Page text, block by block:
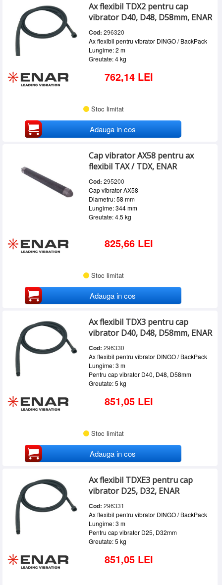
Ax flexibil TDX2 pentru cap
vibrator D40, D48, D58mm, ENAR
Cod: 296320
Ax flexibil pentru vibrator DINGO / BackPack
Lungime: 2 m
Greutate: 4 kg
762,14 LEI
Stoc limitat
Adauga in cos
Cap vibrator AX58 pentru ax
flexibil TAX / TDX, ENAR
Cod: 295200
Cap vibrator AX58
Diametru: 58 mm
Lungime: 344 mm
Greutate: 4.5 kg
825,66 LEI
Stoc limitat
Adauga in cos
Ax flexibil TDX3 pentru cap
vibrator D40, D48, D58mm, ENAR
Cod: 296330
Ax flexibil pentru vibrator DINGO / BackPack
Lungime: 3 m
Pentru cap vibrator D40, D48, D58mm
Greutate: 5 kg
851,05 LEI
Stoc limitat
Adauga in cos
Ax flexibil TDXE3 pentru cap
vibrator D25, D32, ENAR
Cod: 296331
Ax flexibil pentru vibrator DINGO / BackPack
Lungime: 3 m
Pentru cap vibrator D25, D32mm
Greutate: 5 kg
851,05 LEI